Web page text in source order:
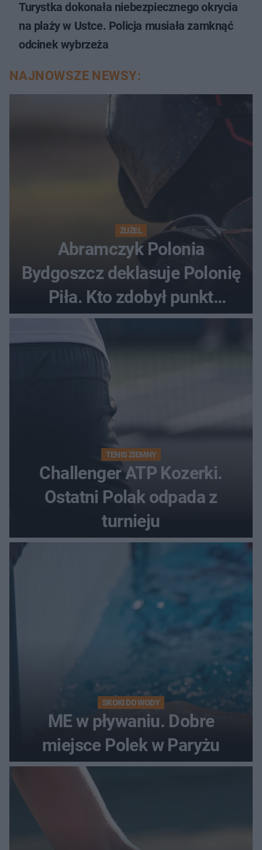
Turystka dokonała niebezpiecznego okrycia
na plaży w Ustce. Policja musiała zamknąć
odcinek wybrzeża
NAJNOWSZE NEWSY:
ŻUŻEL
Abramczyk Polonia
Bydgoszcz deklasuje Polonię
Piła. Kto zdobył punkt
bonusowy?
TENIS ZIEMNY
Challenger ATP Kozerki.
Ostatni Polak odpada z
turnieju
SKOKI DO WODY
ME w pływaniu. Dobre
miejsce Polek w Paryżu